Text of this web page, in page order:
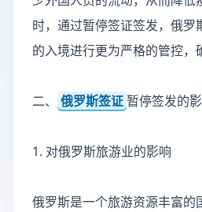
时，通过暂停签证签发，俄罗
的入境进行更为严格的管控，
二、 俄罗斯签证暂停签发的
1. 对俄罗斯旅游业的影响
俄罗斯是一个旅游资源丰富的